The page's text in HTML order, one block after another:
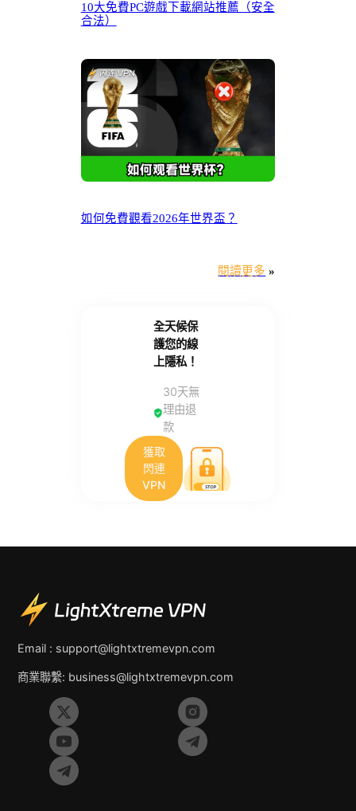
10大免費PC遊戲下載網站推薦（安全
合法）
如何免費觀看2026年世界盃？
閱讀更多 »
全天候保
護您的線
上隱私！
30天無
理由退
款
獲取
閃連
VPN
Email : support@lightxtremevpn.com
商業聯繫: business@lightxtremevpn.com